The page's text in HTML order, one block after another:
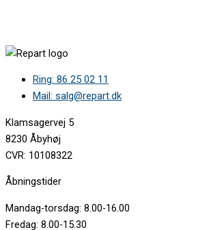
KI5862SE0G/02 •
KI5862SE0G/04 •
KI5862SE0G/05 •
KI5862SE0S/02 •
KI5862SE0S/03 •
KI5862SE0S/04 •
KI5862SE0S/05 •
KI5871SE0/01 •
KI5871SE0/02 •
KI5871SE0G/01 •
KI5871SE0G/02 •
Ring: 86 25 02 11
Mail: salg@repart.dk
Klamsagervej 5
8230 Åbyhøj
CVR: 10108322
Åbningstider
Mandag-torsdag: 8.00-16.00
Fredag: 8.00-15.30